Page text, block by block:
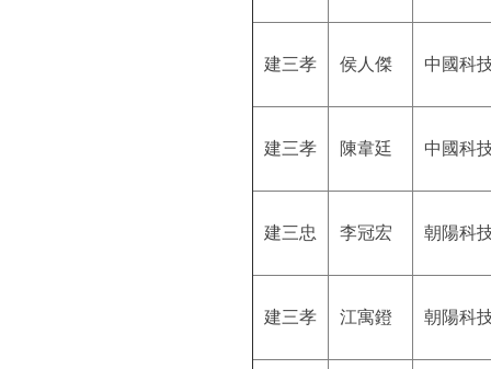
建三孝 侯人傑 中國科
建三孝 陳韋廷 中國科
建三忠 李冠宏 朝陽科
建三孝 江寓鐙 朝陽科